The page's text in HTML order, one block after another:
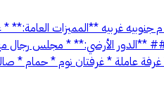
الأرضي:** * مجلس رجال